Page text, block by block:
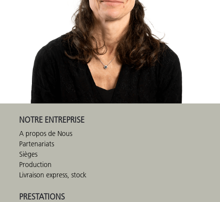
NOTRE ENTREPRISE
A propos de Nous
Partenariats
Sièges
Production
Livraison express, stock
PRESTATIONS